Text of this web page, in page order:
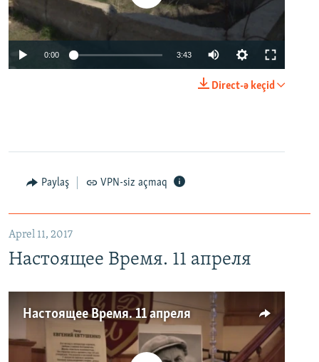
0:00 3:43
Direct-ə keçid
Paylaş VPN-siz açmaq
Aprel 11, 2017
Настоящее Время. 11 апреля
Настоящее Время. 11 апреля